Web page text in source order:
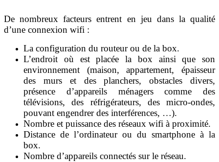
De nombreux facteurs entrent en jeu dans la qualité
d’une connexion wifi :
La configuration du routeur ou de la box.
L’endroit où est placée la box ainsi que son
environnement (maison, appartement, épaisseur
des murs et des planchers, obstacles divers,
présence d’appareils ménagers comme des
télévisions, des réfrigérateurs, des micro-ondes,
pouvant engendrer des interférences, …).
Nombre et puissance des réseaux wifi à proximité.
Distance de l’ordinateur ou du smartphone à la
box.
Nombre d’appareils connectés sur le réseau.